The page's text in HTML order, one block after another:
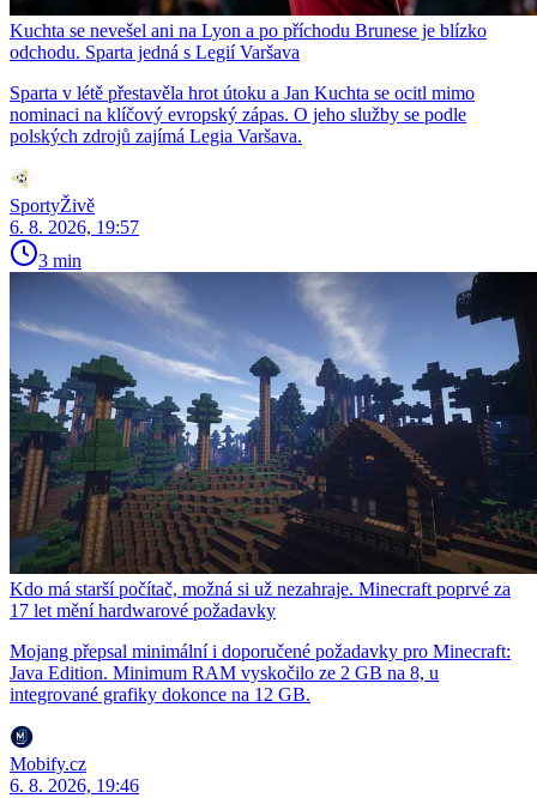
Kuchta se nevešel ani na Lyon a po příchodu Brunese je blízko
odchodu. Sparta jedná s Legií Varšava
Sparta v létě přestavěla hrot útoku a Jan Kuchta se ocitl mimo
nominaci na klíčový evropský zápas. O jeho služby se podle
polských zdrojů zajímá Legia Varšava.
SportyŽivě
6. 8. 2026, 19:57
3 min
Kdo má starší počítač, možná si už nezahraje. Minecraft poprvé za
17 let mění hardwarové požadavky
Mojang přepsal minimální i doporučené požadavky pro Minecraft:
Java Edition. Minimum RAM vyskočilo ze 2 GB na 8, u
integrované grafiky dokonce na 12 GB.
Mobify.cz
6. 8. 2026, 19:46